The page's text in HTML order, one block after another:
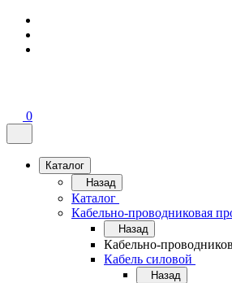
0
Каталог
Назад
Каталог
Кабельно-проводниковая
Назад
Кабельно-
Кабель силовой
Назад